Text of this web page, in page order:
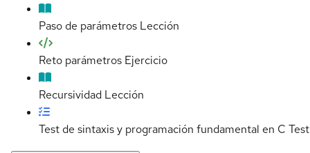
Paso de parámetros Lección
Reto parámetros Ejercicio
Recursividad Lección
Test de sintaxis y programación fundamental en C Test